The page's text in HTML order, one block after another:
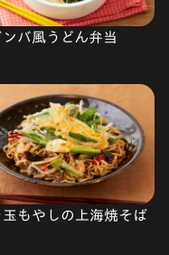
ンバ風うどん弁当
玉もやしの上海焼そば